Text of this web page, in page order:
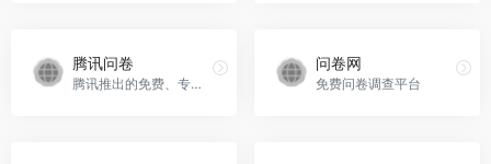
腾讯问卷
腾讯推出的免费、专业的问卷调查系统。
问卷网
免费问卷调查平台